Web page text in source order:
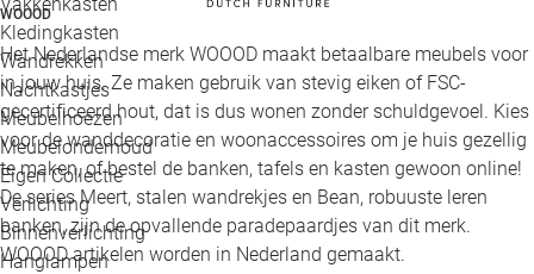
Kledingkasten
Wandrekken
Nachtkastjes
Meubelhoezen
Meubelonderhoud
Eigen Collectie
Verlichting
Binnenverlichting
Hanglampen
WOOOD
Het Nederlandse merk WOOOD maakt betaalbare meubels voor
in jouw huis. Ze maken gebruik van stevig eiken of FSC-
gecertificeerd hout, dat is dus wonen zonder schuldgevoel. Kies
voor de wanddecoratie en woonaccessoires om je huis gezellig
te maken, of bestel de banken, tafels en kasten gewoon online!
De series Meert, stalen wandrekjes en Bean, robuuste leren
banken, zijn de opvallende paradepaardjes van dit merk.
WOOOD artikelen worden in Nederland gemaakt.